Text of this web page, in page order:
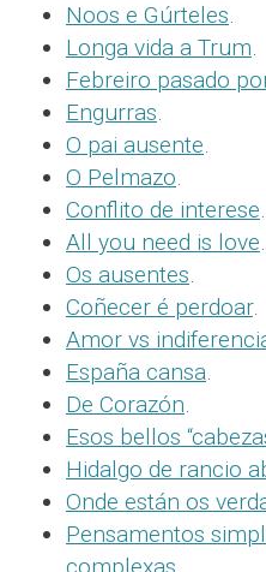
Noos e Gúrteles.
Longa vida a Trum.
Febreiro pasado
Engurras.
O pai ausente.
O Pelmazo.
Conflito de interese.
All you need is love.
Os ausentes.
Coñecer é perdoar.
Amor vs
España cansa.
De Corazón.
Esos bellos
Hidalgo de rancio
Onde están os
Pensamentos